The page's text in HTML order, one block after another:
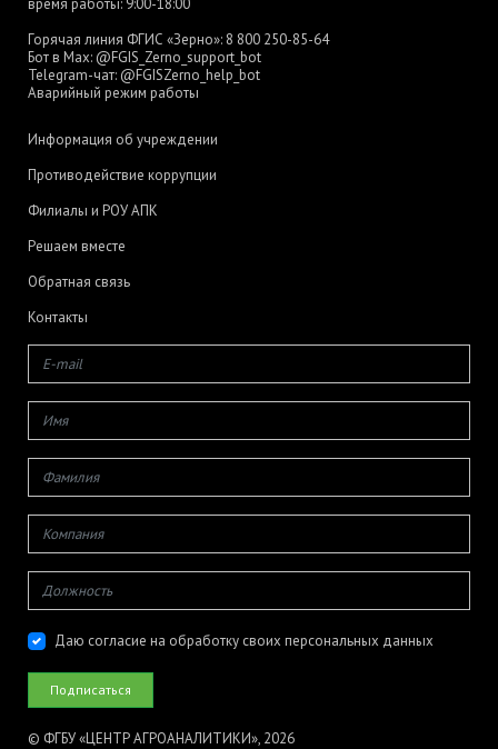
время работы: 9:00-18:00
Горячая линия ФГИС «Зерно»: 8 800 250-85-64
Бот в Max: @FGIS_Zerno_support_bot
Telegram-чат: @FGISZerno_help_bot
Аварийный режим работы
Информация об учреждении
Противодействие коррупции
Филиалы и РОУ АПК
Решаем вместе
Обратная связь
Контакты
Даю согласие на обработку своих персональных данных
© ФГБУ «ЦЕНТР АГРОАНАЛИТИКИ», 2026